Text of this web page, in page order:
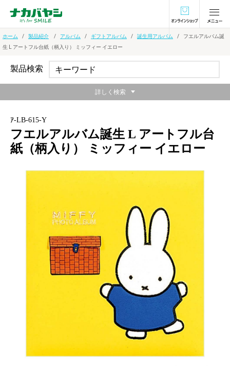
オンラインショ
ホーム 製品紹介 アルバム ギフトアルバム 誕生用アルバム
フエルアルバム誕
生 L アートフル台紙（柄入り） ミッフィー イエロー
ｱ-LB-615-Y
フエルアルバム誕生 L アートフル台
紙（柄入り） ミッフィー イエロー
フエルアルバム誕生用
メーカー希望小売価格：
+ 税
アートフル台紙とは、プラコート台紙にキャラクターや柄などの
デザインが印刷された製品です。
オンラインショップ
製品検索
詳しく検索